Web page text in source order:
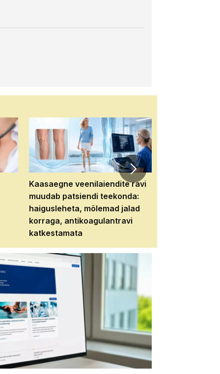
Kaasaegne veenilaiendite ravi
muudab patsiendi teekonda:
haigusleheta, mõlemad jalad
korraga, antikoagulantravi
katkestamata